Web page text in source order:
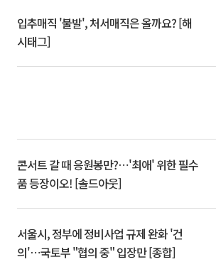
입추매직 '불발', 처서매직은 올까요? [해
시태그]
콘서트 갈 때 응원봉만?⋯'최애' 위한 필수
품 등장이오! [솔드아웃]
서울시, 정부에 정비사업 규제 완화 '건
의'⋯국토부 "협의 중" 입장만 [종합]